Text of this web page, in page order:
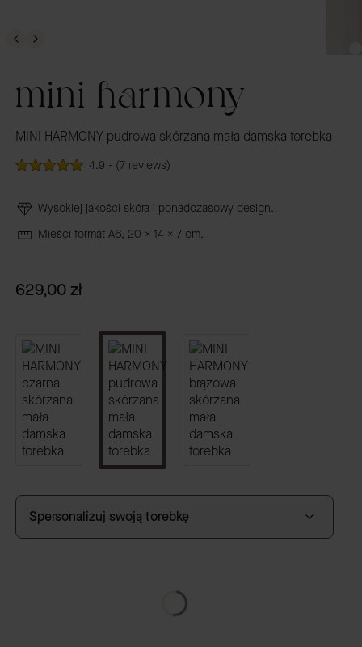
mini harmony
MINI HARMONY pudrowa skórzana mała damska torebka
4.9 - (7 reviews)
Wysokiej jakości skóra i ponadczasowy design.
Mieści format A6, 20 x 14 x 7 cm.
Cena
629,00 zł
Spersonalizuj swoją torebkę